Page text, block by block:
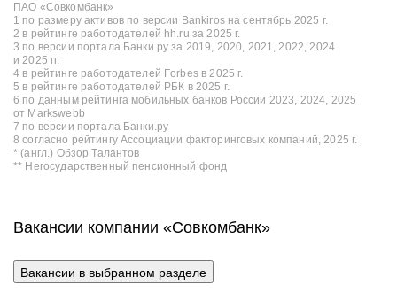
ПАО «Совкомбанк»
1 по размеру активов по версии Bankiros на сентябрь 2025 г.
2 в рейтинге работодателей hh.ru за 2025 г.
3 по версии портала Банки.ру за 2019, 2020, 2021, 2022, 2024
и 2025 гг.
4 в рейтинге работодателей Forbes в 2025 г.
5 в рейтинге работодателей РБК в 2025 г.
6 по данным рейтинга мобильных банков России 2023, 2024, 2025
от Markswebb
7 по версии портала Банки.ру
8 согласно рейтингу Ассоциации факторинговых компаний, 2025 г.
* (англ.) Обзор Талантов
** Негосударственный пенсионный фонд
Вакансии компании «Совкомбанк»
Вакансии в выбранном разделе